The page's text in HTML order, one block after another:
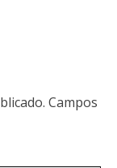
Campos